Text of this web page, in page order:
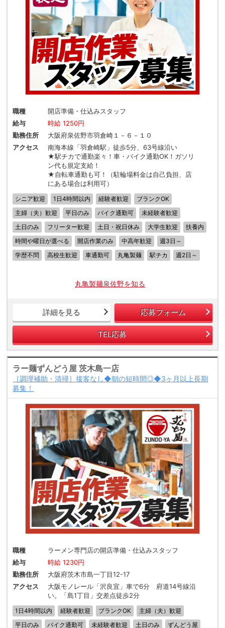
職種
開店準備・仕込みスタッフ
給与
時給 1250円
勤務住所
大阪府泉佐野市羽倉崎１－６－１０
アクセス
南海本線「羽倉崎駅」徒歩5分、63号線沿い
★駅チカで通勤楽々！車・バイク通勤OK！ガソリ
ン代も規定支給！
★自転車通勤も可！（駐輪場料金は自己負担、店
にある場合は利用可）
シニア歓迎 1日4時間以内 経験者歓迎
ブランクOK
主婦（夫）歓迎
平日のみ バイク通勤可
未経験者歓迎
土日のみ
フリーター歓迎 土日・祝日休み 大学生歓迎
扶養内
時間や曜日が選べる
開店作業のみ 中高年歓迎
週3日～
学歴不問
高校生歓迎 車通勤可 丸亀製麺 駅チカ 週2日～
丸亀製麺泉佐野を知る
詳細を見る 応募フォーム
TEL応募
ラー麺ずんどう屋 茨木島一店
［調理補助・清掃］接客なし◆朝の短時間◎◆3ヶ月以上長期
募集！
職種
ラーメン専門店の開店準備・仕込みスタッフ
給与
時給 1230円
勤務住所
大阪府茨木市島一丁目12-17
アクセス
大阪モノレール「沢良宜」車で6分 府道14号線沿
い。「島1丁目」交差点徒歩2分
1日4時間以内 経験者歓迎 ブランクOK
主婦（夫）歓迎
平日のみ
バイク通勤可 未経験者歓迎 土日のみ
ずんどう屋